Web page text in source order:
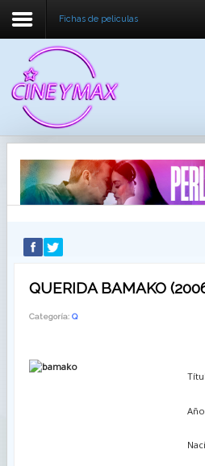
Fichas de peliculasREGISTER
QUERIDA BAMAKO
Categoría: Q